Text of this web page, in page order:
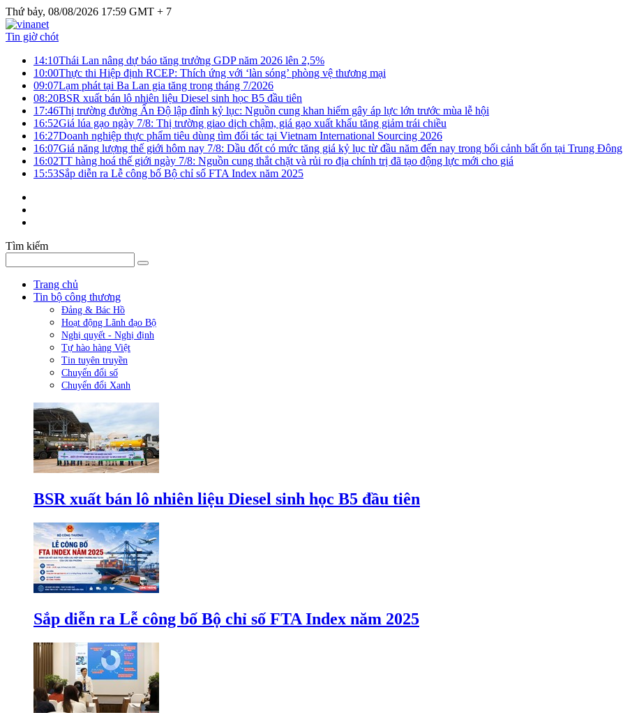
Thứ bảy, 08/08/2026 17:59 GMT + 7
Tin giờ chót
14:10Thái Lan nâng dự báo tăng trưởng GDP năm 2026 lên 2,5%
10:00Thực thi Hiệp định RCEP: Thích ứng với ‘làn sóng’ phòng vệ thương mại
09:07Lạm phát tại Ba Lan gia tăng trong tháng 7/2026
08:20BSR xuất bán lô nhiên liệu Diesel sinh học B5 đầu tiên
17:46Thị trường đường Ấn Độ lập đỉnh kỷ lục: Nguồn cung khan hiếm gây áp lực lớn trước mùa lễ hội
16:52Giá lúa gạo ngày 7/8: Thị trường giao dịch chậm, giá gạo xuất khẩu tăng giảm trái chiều
16:27Doanh nghiệp thực phẩm tiêu dùng tìm đối tác tại Vietnam International Sourcing 2026
16:07Giá năng lượng thế giới hôm nay 7/8: Dầu đốt có mức tăng giá kỷ lục từ đầu năm đến nay trong bối cảnh bất ổn tại Trung Đông
16:02TT hàng hoá thế giới ngày 7/8: Nguồn cung thắt chặt và rủi ro địa chính trị đã tạo động lực mới cho giá
15:53Sắp diễn ra Lễ công bố Bộ chỉ số FTA Index năm 2025
Tìm kiếm
Trang chủ
Tin bộ công thương
Đảng & Bác Hồ
Hoạt động Lãnh đạo Bộ
Nghị quyết - Nghị định
Tự hào hàng Việt
Tin tuyên truyền
Chuyển đổi số
Chuyển đổi Xanh
BSR xuất bán lô nhiên liệu Diesel sinh học B5 đầu tiên
Sắp diễn ra Lễ công bố Bộ chỉ số FTA Index năm 2025